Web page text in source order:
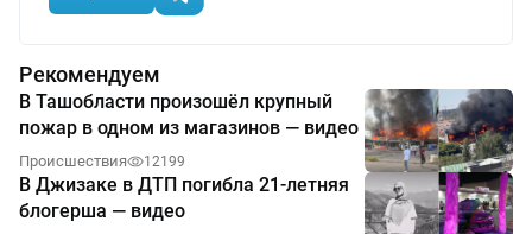
Рекомендуем
В Ташобласти произошёл крупный
пожар в одном из магазинов — видео
Происшествия 12199
В Джизаке в ДТП погибла 21-летняя
блогерша — видео